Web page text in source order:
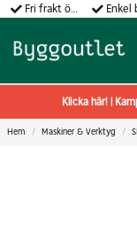
Fri frakt över 499:- Enkel
Klicka här! |
Hem Maskiner & Verktyg